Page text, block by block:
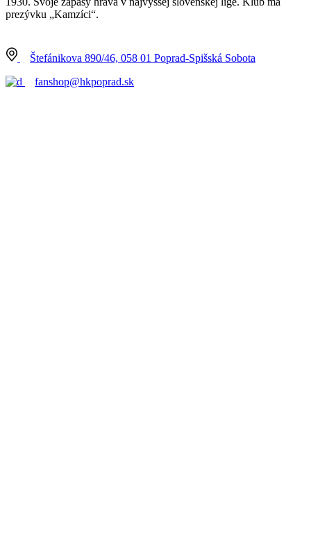
prezývku „Kamzíci“.
Štefánikova 890/46, 058 01 Poprad-Spišská Sobota
fanshop@hkpoprad.sk